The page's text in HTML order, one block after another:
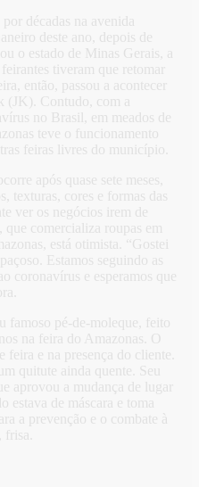
décadas na avenida
deste ano, depois de
o estado de Minas Gerais, a
tiveram que retomar
então, passou a acontecer
(JK). Contudo, com a
no Brasil, em meados de
teve o funcionamento
feiras livres do município.
após quase sete meses,
texturas, cores e formas das
ver os negócios irem de
que comercializa roupas em
está otimista. “Gostei
Estamos seguindo as
coronavírus e esperamos que
famoso pé-de-moleque, feito
na feira do Amazonas. O
e na presença do cliente.
quitute ainda quente. Seu
aprovou a mudança de lugar
estava de máscara e toma
a prevenção e o combate à